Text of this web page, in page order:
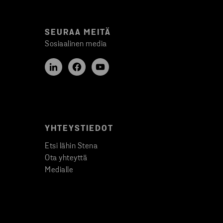
SEURAA MEITÄ
Sosiaalinen media
YHTEYSTIEDOT
Etsi lähin Stena
Ota yhteyttä
Medialle